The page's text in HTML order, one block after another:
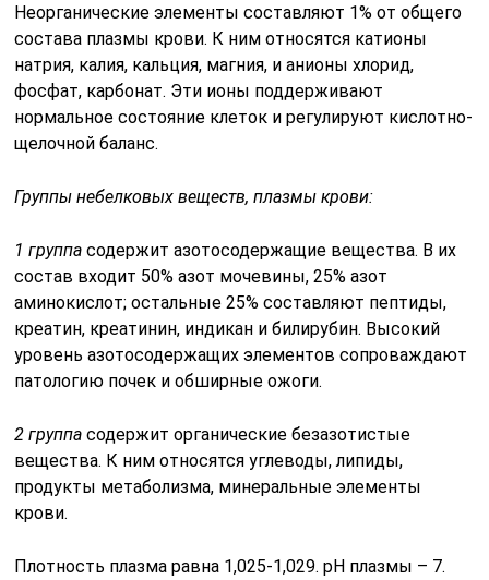
Неорганические элементы составляют 1% от общего
состава плазмы крови. К ним относятся катионы
натрия, калия, кальция, магния, и анионы хлорид,
фосфат, карбонат. Эти ионы поддерживают
нормальное состояние клеток и регулируют кислотно-
щелочной баланс.
Группы небелковых веществ, плазмы крови:
1 группа содержит азотосодержащие вещества. В их
состав входит 50% азот мочевины, 25% азот
аминокислот; остальные 25% составляют пептиды,
креатин, креатинин, индикан и билирубин. Высокий
уровень азотосодержащих элементов сопроваждают
патологию почек и обширные ожоги.
2 группа содержит органические безазотистые
вещества. К ним относятся углеводы, липиды,
продукты метаболизма, минеральные элементы
крови.
Плотность плазма равна 1,025-1,029. рН плазмы – 7.